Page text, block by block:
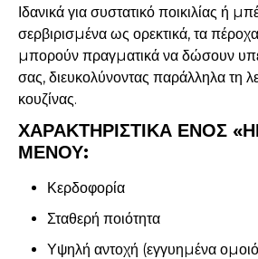
Ιδανικά για συστατικό ποικιλίας ή
σερβιρισµένα ως ορεκτικά, τα
µπορούν πραγµατικά να δώσουν
σας, διευκολύνοντας παράλληλα τη
κουζίνας.
ΧΑΡΑΚΤΗΡΙΣΤΙΚΑ ΕΝΟΣ
ΜΕΝΟΥ:
Κερδοφορία
Σταθερή ποιότητα
Υψηλή αντοχή (εγγυηµένα